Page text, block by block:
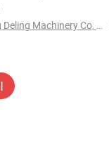
Zhangjiagang Deling Machinery Co, Ltd